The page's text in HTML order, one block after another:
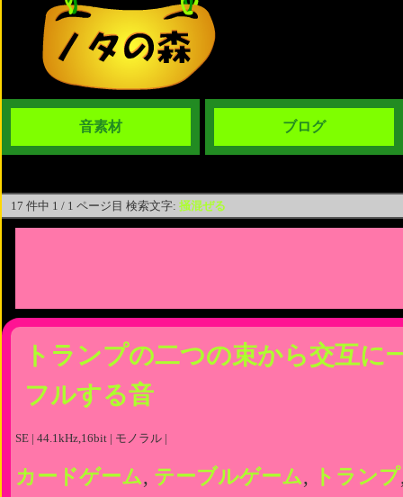
音素材 ブログ
17 件中 1 / 1 ページ目 検索文字: 掻混ぜる
トランプの二つの束から交互に
フルする音
SE | 44.1kHz,16bit | モノラル |
カードゲーム, テーブルゲーム, トランプ